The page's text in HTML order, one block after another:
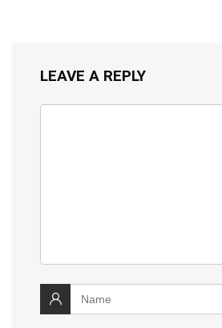
LEAVE A REPLY